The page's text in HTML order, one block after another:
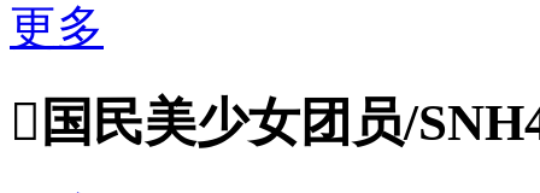
更多
 国民美少女团员/